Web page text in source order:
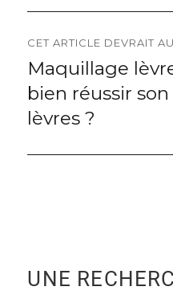
CET ARTICLE DEVRAIT
Next
post:
Maquillage
bien réussir
lèvres ?
UNE